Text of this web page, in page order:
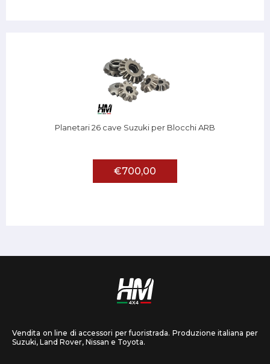
Planetari 26 cave Suzuki per Blocchi ARB
€700,00
Vendita on line di accessori per fuoristrada. Produzione italiana per
Suzuki, Land Rover, Nissan e Toyota.